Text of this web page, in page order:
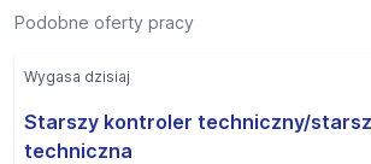
Podobne oferty pracy
Starszy kontroler techniczny/
techniczna
Wygasa dzisiaj